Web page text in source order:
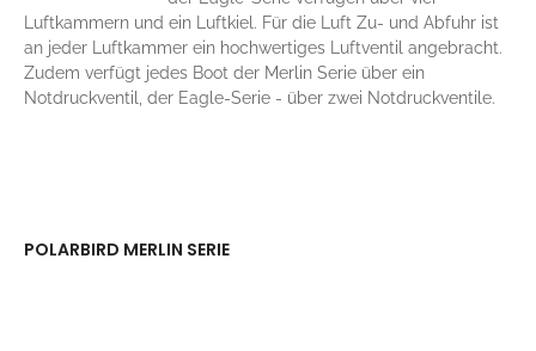
Luftkammern und ein Luftkiel. Für die Luft Zu- und Abfuhr ist
an jeder Luftkammer ein hochwertiges Luftventil angebracht.
Zudem verfügt jedes Boot der Merlin Serie über ein
Notdruckventil, der Eagle-Serie - über zwei Notdruckventile.
POLARBIRD MERLIN SERIE